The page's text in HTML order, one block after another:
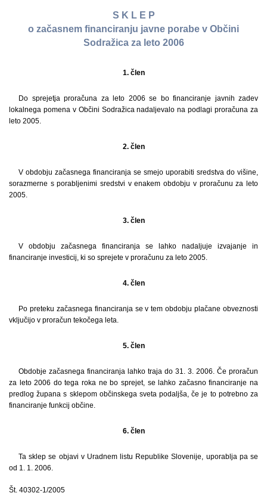
S K L E P
o začasnem financiranju javne porabe v Občini
Sodražica za leto 2006
1. člen
Do sprejetja proračuna za leto 2006 se bo financiranje javnih zadev
lokalnega pomena v Občini Sodražica nadaljevalo na podlagi proračuna za
leto 2005.
2. člen
V obdobju začasnega financiranja se smejo uporabiti sredstva do višine,
sorazmerne s porabljenimi sredstvi v enakem obdobju v proračunu za leto
2005.
3. člen
V obdobju začasnega financiranja se lahko nadaljuje izvajanje in
financiranje investicij, ki so sprejete v proračunu za leto 2005.
4. člen
Po preteku začasnega financiranja se v tem obdobju plačane obveznosti
vključijo v proračun tekočega leta.
5. člen
Obdobje začasnega financiranja lahko traja do 31. 3. 2006. Če proračun
za leto 2006 do tega roka ne bo sprejet, se lahko začasno financiranje na
predlog župana s sklepom občinskega sveta podaljša, če je to potrebno za
financiranje funkcij občine.
6. člen
Ta sklep se objavi v Uradnem listu Republike Slovenije, uporablja pa se
od 1. 1. 2006.
Št. 40302-1/2005